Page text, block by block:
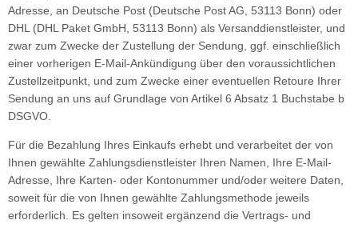
Adresse, an Deutsche Post (Deutsche Post AG, 53113 Bonn) oder
DHL (DHL Paket GmbH, 53113 Bonn) als Versanddienstleister, und
zwar zum Zwecke der Zustellung der Sendung, ggf. einschließlich
einer vorherigen E-Mail-Ankündigung über den voraussichtlichen
Zustellzeitpunkt, und zum Zwecke einer eventuellen Retoure Ihrer
Sendung an uns auf Grundlage von Artikel 6 Absatz 1 Buchstabe b
DSGVO.
Für die Bezahlung Ihres Einkaufs erhebt und verarbeitet der von
Ihnen gewählte Zahlungsdienstleister Ihren Namen, Ihre E-Mail-
Adresse, Ihre Karten- oder Kontonummer und/oder weitere Daten,
soweit für die von Ihnen gewählte Zahlungsmethode jeweils
erforderlich. Es gelten insoweit ergänzend die Vertrags- und